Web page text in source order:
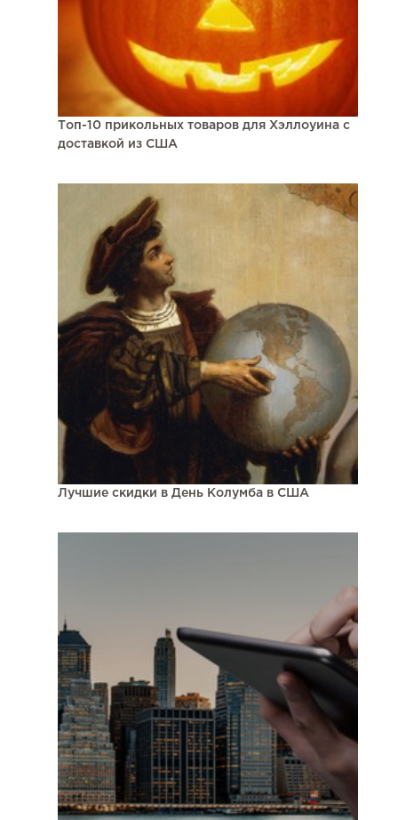
Топ-10 прикольных товаров для Хэллоуина с
доставкой из США
Лучшие скидки в День Колумба в США